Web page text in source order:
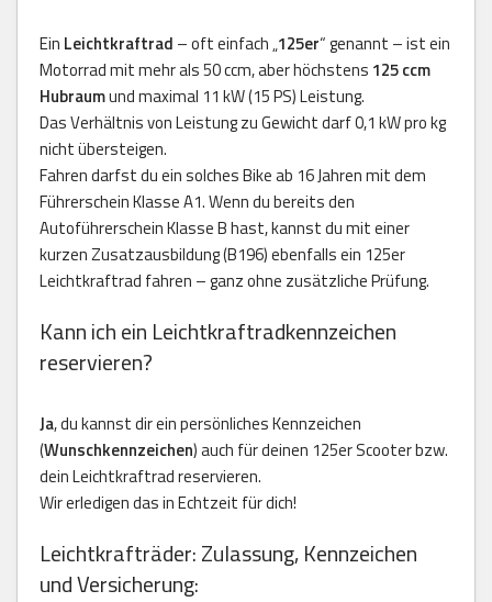
Ein Leichtkraftrad – oft einfach „125er“ genannt – ist ein
Motorrad mit mehr als 50 ccm, aber höchstens 125 ccm
Hubraumund maximal 11 kW (15 PS) Leistung.
Das Verhältnis von Leistung zu Gewicht darf 0,1 kW pro kg
nicht übersteigen.
Fahren darfst du ein solches Bike ab 16 Jahren mit dem
Führerschein Klasse A1. Wenn du bereits den
Autoführerschein Klasse B hast, kannst du mit einer
kurzen Zusatzausbildung (B196) ebenfalls ein 125er
Leichtkraftrad fahren – ganz ohne zusätzliche Prüfung.
Kann ich ein Leichtkraftradkennzeichen
reservieren?
Ja, du kannst dir ein persönliches Kennzeichen
(Wunschkennzeichen) auch für deinen 125er Scooter bzw.
dein Leichtkraftrad reservieren.
Wir erledigen das in Echtzeit für dich!
Leichtkrafträder: Zulassung, Kennzeichen
und Versicherung: